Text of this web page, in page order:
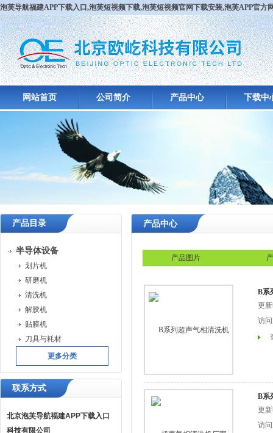
泡芙导航福建APP下载入口,泡芙短视频下载,泡芙短视频官网下载安装,泡芙APP官方
网站首页 公司简介 产品中心 下载中
产品目录
半导体设备
划片机
研磨机
清洗机
解胶机
贴膜机
刀具与耗材
更多分类
联系方式
北京泡芙导航福建APP下载入口
科技有限公司
产品中心
产品图片
B系
更新
访问
B系
更新
访问